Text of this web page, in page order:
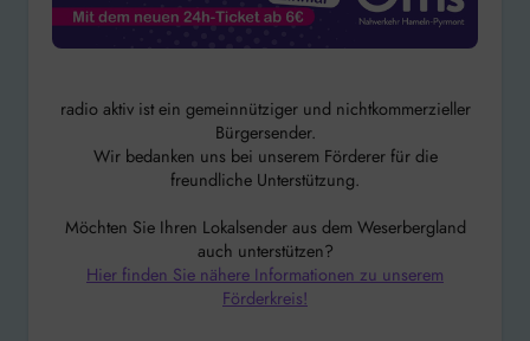
radio aktiv ist ein gemeinnütziger und nichtkommerzieller
Bürgersender.
Wir bedanken uns bei unserem Förderer für die
freundliche Unterstützung.
Möchten Sie Ihren Lokalsender aus dem Weserbergland
auch unterstützen?
Hier finden Sie nähere Informationen zu unserem
Förderkreis!